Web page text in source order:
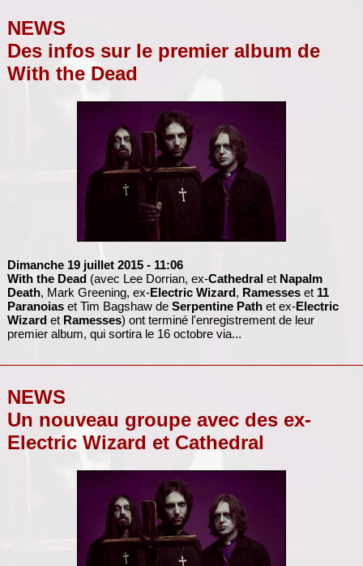
NEWS
Des infos sur le premier album de
With the Dead
Dimanche 19 juillet 2015 - 11:06
With the Dead(avec Lee Dorrian, ex-Cathedralet Napalm
Death, Mark Greening, ex-Electric Wizard, Ramesseset 11
Paranoiaset Tim Bagshaw de Serpentine Pathet ex-Electric
Wizardet Ramesses) ont terminé l'enregistrement de leur
premier album, qui sortira le 16 octobre via...
NEWS
Un nouveau groupe avec des ex-
Electric Wizard et Cathedral